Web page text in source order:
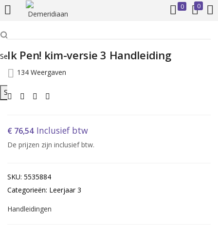
Search for:
Search Button
0 0
INLOGGEN REGISTREREN
Voer uw gebruikersnaam en wachtwoord in om in te loggen.
Onthoud mij
Ik Pen! kim-versie 3 Handleiding
134 Weergaven
€ 76,54 Inclusief btw
De prijzen zijn inclusief btw.
SKU: 5535884
Categorieën: Leerjaar 3
Handleidingen